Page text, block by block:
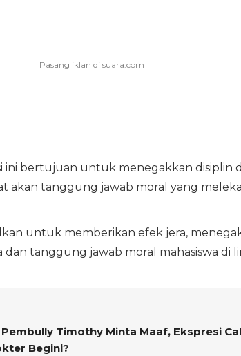
ini bertujuan untuk menegakkan disiplin
akan tanggung jawab moral yang
untuk memberikan efek jera,
tanggung jawab moral mahasiswa di
Timothy Minta Maaf, Ekspresi
Begini?